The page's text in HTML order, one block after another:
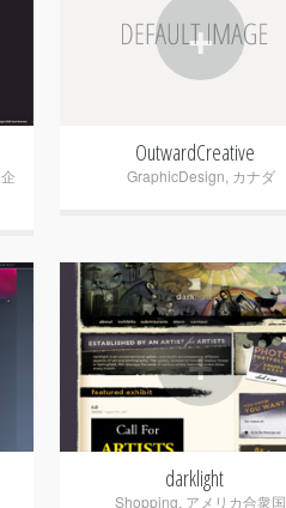
企
+
OutwardCreative
GraphicDesign カナダ
+
darklight
Shopping アメリカ合衆国